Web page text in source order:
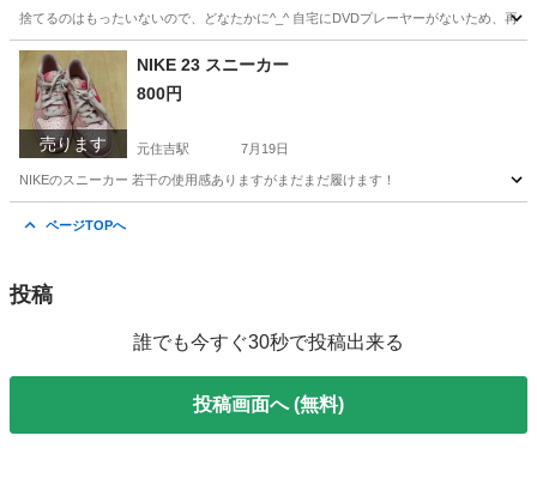
捨てるのはもったいないので、どなたかに^_^ 自宅にDVDプレーヤーがないため、再
神奈川 川崎市 雑誌
売ります
NIKE 23 スニーカー
800円
元住吉駅 7月19日
NIKEのスニーカー 若干の使用感ありますがまだまだ履けます！
ページTOPへ
投稿
誰でも今すぐ30秒で投稿出来る
投稿画面へ (無料)